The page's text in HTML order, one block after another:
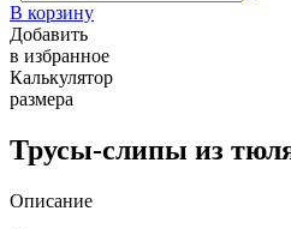
В корзину
Добавить
в избранное
Калькулятор
размера
Трусы-слипы из
Описание